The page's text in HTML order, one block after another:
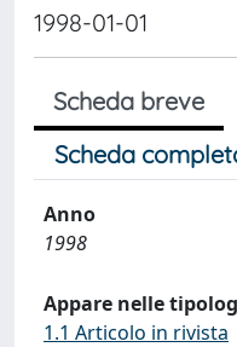
1998-01-01
Scheda breve
Scheda
Anno
1998
Appare nelle
1.1 Articolo in rivista